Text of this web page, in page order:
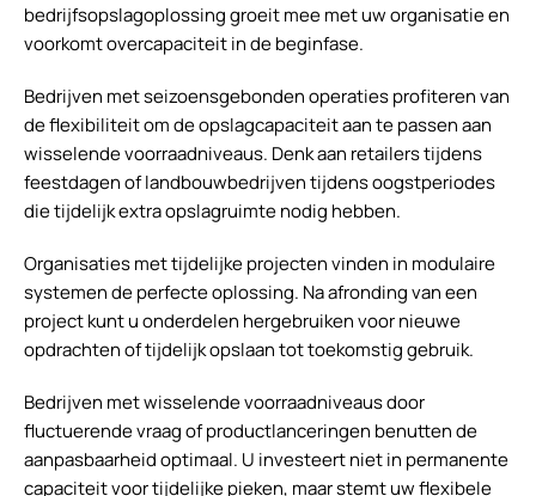
bedrijfsopslagoplossing groeit mee met uw organisatie en
voorkomt overcapaciteit in de beginfase.
Bedrijven met seizoensgebonden operaties profiteren van
de flexibiliteit om de opslagcapaciteit aan te passen aan
wisselende voorraadniveaus. Denk aan retailers tijdens
feestdagen of landbouwbedrijven tijdens oogstperiodes
die tijdelijk extra opslagruimte nodig hebben.
Organisaties met tijdelijke projecten vinden in modulaire
systemen de perfecte oplossing. Na afronding van een
project kunt u onderdelen hergebruiken voor nieuwe
opdrachten of tijdelijk opslaan tot toekomstig gebruik.
Bedrijven met wisselende voorraadniveaus door
fluctuerende vraag of productlanceringen benutten de
aanpasbaarheid optimaal. U investeert niet in permanente
capaciteit voor tijdelijke pieken, maar stemt uw flexibele